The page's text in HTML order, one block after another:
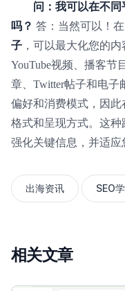
问：我可以在不
吗？ 答：当然可以！
子 ，可以最大化您的
YouTube视频、播客节
章、Twitter帖子和电子
偏好和消费模式，因
格式和呈现方式。这种
强化关键信息，并适应
出海资讯 SEO
相关文章